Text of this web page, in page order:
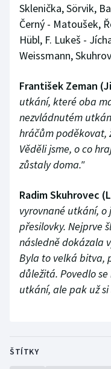
Sklenička, Sörvik,
Černý - Matoušek,
Hübl, F. Lukeš -
Weissmann,
František Zeman
utkání, které oba
nezvládnutém
hráčům poděkovat,
Věděli jsme, o co
zůstaly doma."
Radim Skuhrovec
vyrovnané utkání, o
přesilovky. Nejprve
následně dokázala
Byla to velká bitva,
důležitá. Povedlo
utkání, ale pak už
ŠTÍTKY